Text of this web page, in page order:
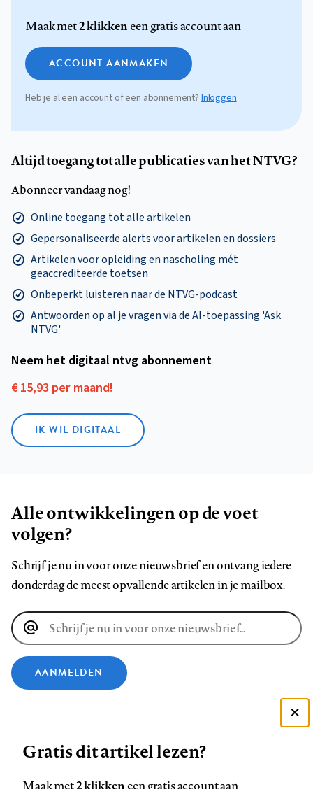
Maak met2 klikkeneen gratis account aan
ACCOUNT AANMAKEN
Heb je al een account of een abonnement?Inloggen
Altijd toegang tot alle publicaties van het NTVG?
Abonneer vandaag nog!
Online toegang tot alle artikelen
Gepersonaliseerde alerts voor artikelen en dossiers
Artikelen voor opleiding en nascholing mét
geaccrediteerde toetsen
Onbeperkt luisteren naar de NTVG-podcast
Antwoorden op al je vragen via de AI-toepassing 'Ask
NTVG'
Neem het digitaal ntvg abonnement
€ 15,93 per maand!
IK WIL DIGITAAL
Alle ontwikkelingen op de voet
volgen?
Schrijf je nu in voor onze nieuwsbrief en ontvang iedere
donderdag de meest opvallende artikelen in je mailbox.
E-
mailadres
AANMELDEN
ons
ons
ons
ons
ons
ons
Zie onze cookie policy
Gratis dit artikel lezen?
Maak met2 klikkeneen gratis account aan